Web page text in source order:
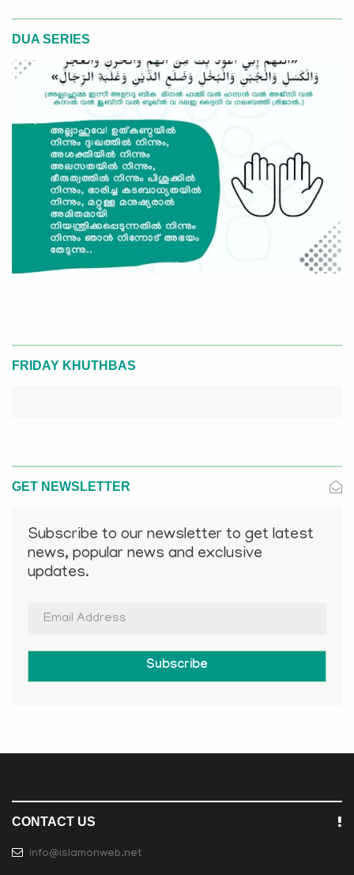
DUA SERIES
FRIDAY KHUTHBAS
GET NEWSLETTER
Subscribe to our newsletter to get latest
news, popular news and exclusive
updates.
Subscribe
CONTACT US
info@islamonweb.net